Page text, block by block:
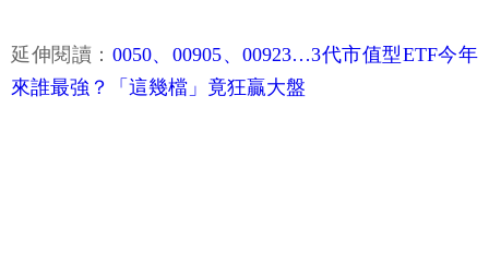
延伸閱讀： 0050、00905、00923…3代市值型ETF今年
來誰最強？「這幾檔」竟狂贏大盤